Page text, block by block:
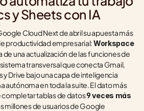
y Sheets con IA
Cloud Next de abril su apuesta más
productividad empresarial: Workspace
de una actualización de las funciones de
transversal que conecta Gmail,
y Drive bajo una capa de inteligencia
autónoma en toda la suite. El dato más
tablas de datos 9 veces más
millones de usuarios de Google